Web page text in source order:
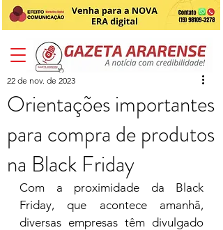
Orientações importantes
para compra de produtos
na Black Friday
22 de nov. de 2023
Com a proximidade da Black
Friday, que acontece amanhã,
diversas empresas têm divulgado